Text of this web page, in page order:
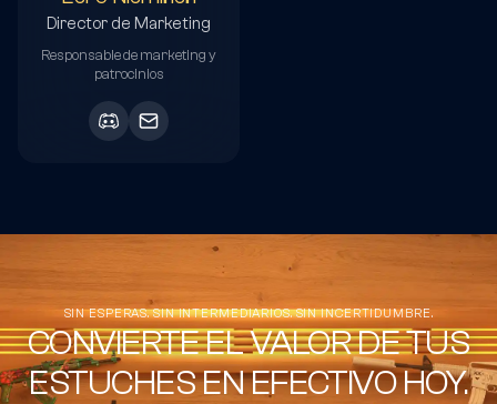
Director de Marketing
Responsable de marketing y
patrocinios
SIN ESPERAS. SIN INTERMEDIARIOS. SIN INCERTIDUMBRE.
CONVIERTE EL VALOR DE TUS
ESTUCHES EN EFECTIVO HOY.